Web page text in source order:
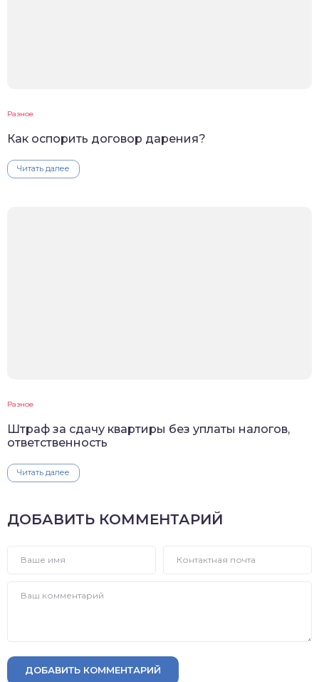
Разное
Как оспорить договор дарения?
Читать далее
Разное
Штраф за сдачу квартиры без уплаты налогов,
ответственность
Читать далее
ДОБАВИТЬ КОММЕНТАРИЙ
ДОБАВИТЬ КОММЕНТАРИЙ